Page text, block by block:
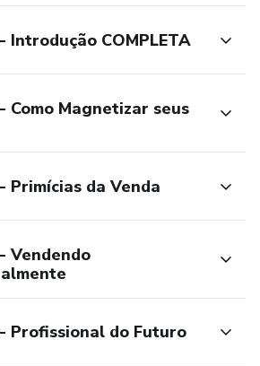
Introdução COMPLETA
Como Magnetizar seus
Primícias da Venda
Vendendo
Profissional do Futuro